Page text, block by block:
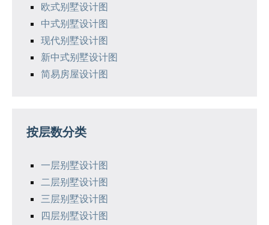
欧式别墅设计图
中式别墅设计图
现代别墅设计图
新中式别墅设计图
简易房屋设计图
按层数分类
一层别墅设计图
二层别墅设计图
三层别墅设计图
四层别墅设计图